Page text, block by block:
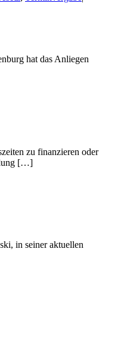
hat das Anliegen
zu finanzieren oder
[…]
in seiner aktuellen